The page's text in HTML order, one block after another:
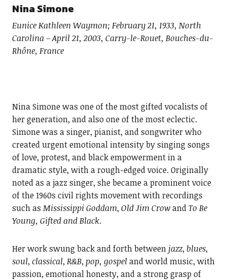
Nina Simone
Eunice Kathleen Waymon; February 21, 1933, North
Carolina – April 21, 2003, Carry-le-Rouet, Bouches-du-
Rhône, France
Nina Simone was one of the most gifted vocalists of
her generation, and also one of the most eclectic.
Simone was a singer, pianist, and songwriter who
created urgent emotional intensity by singing songs
of love, protest, and black empowerment in a
dramatic style, with a rough-edged voice. Originally
noted as a jazz singer, she became a prominent voice
of the 1960s civil rights movement with recordings
such as Mississippi Goddam, Old Jim CrowandTo Be
Young, Gifted and Black.
Her work swung back and forth between jazz, blues,
soul, classical, R&B, pop, gospel and world music, with
passion, emotional honesty, and a strong grasp of